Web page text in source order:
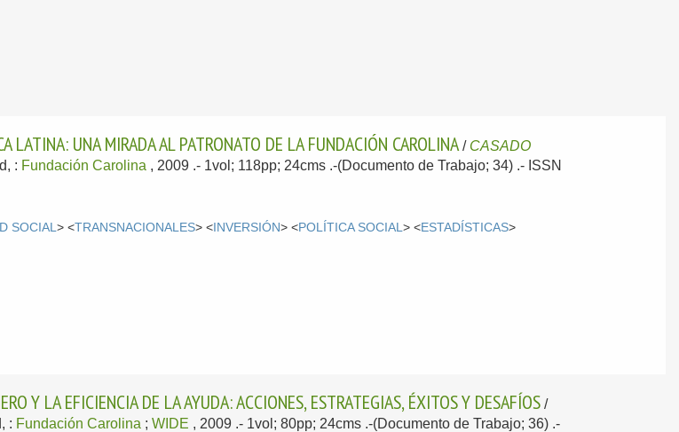
LATINA: UNA MIRADA AL PATRONATO DE LA FUNDACIÓN CAROLINA / CASADO
: Fundación Carolina , 2009 .- 1vol; 118pp; 24cms .-(Documento de Trabajo; 34) .- ISSN
SOCIAL> <TRANSNACIONALES> < INVERSIÓN> <POLÍTICA SOCIAL> <ESTADÍSTICAS>
Y LA EFICIENCIA DE LA AYUDA: ACCIONES, ESTRATEGIAS, ÉXITOS Y DESAFÍOS /
: Fundación Carolina ;WIDE , 2009 .- 1vol; 80pp; 24cms .-(Documento de Trabajo; 36) .-